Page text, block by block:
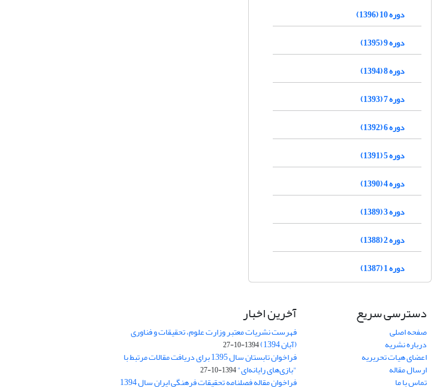
دوره 10 (1396)
دوره 9 (1395)
دوره 8 (1394)
دوره 7 (1393)
دوره 6 (1392)
دوره 5 (1391)
دوره 4 (1390)
دوره 3 (1389)
دوره 2 (1388)
دوره 1 (1387)
دسترسی سریع
صفحه اصلی
درباره نشریه
اعضای هیات تحریریه
ارسال مقاله
تماس با ما
آخرین اخبار
فهرست نشریات معتبر وزارت علوم، تحقیقات و فناوری
(آبان 1394) 1394-10-27
فراخوان تابستان سال 1395 برای دریافت مقالات مرتبط با
"بازی‌های رایانه‌ای"1394-10-27
فراخوان مقاله فصلنامه تحقیقات فرهنگی ایران سال 1394